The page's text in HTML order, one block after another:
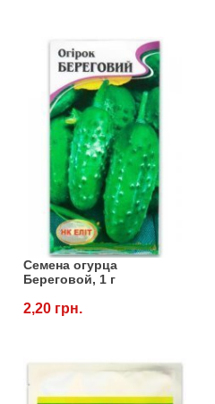
Семена огурца
Береговой, 1 г
2,20 грн.